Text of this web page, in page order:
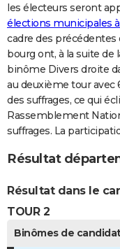
Bricolage
Lifestyle
Culture
Sport
Auto
Television
Voyage
Cinema
les électeurs seront
élections municipales
cadre des
bourg ont, à la suite de
binôme Divers droite
au deuxième tour avec
des suffrages, ce qui
Rassemblement
suffrages. La
Résultat
Résultat dans le
TOUR 2
Binômes de